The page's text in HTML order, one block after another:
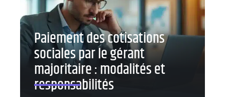
Paiement des cotisations
sociales par le gérant
majoritaire : modalités et
responsabilités